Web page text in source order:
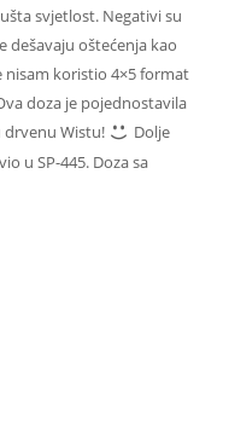
svjetlost. Negativi su
dešavaju oštećenja kao
nisam koristio 4×5 format
doza je pojednostavila
drvenu Wistu!
Dolje
u SP-445. Doza sa